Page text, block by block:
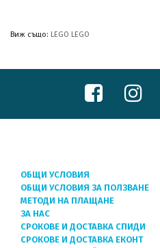
Виж също: LEGO LEGO
ОБЩИ УСЛОВИЯ
ОБЩИ УСЛОВИЯ ЗА ПОЛЗВАНЕ
МЕТОДИ НА ПЛАЩАНЕ
ЗА НАС
СРОКОВЕ И ДОСТАВКА СПИДИ
СРОКОВЕ И ДОСТАВКА ЕКОНТ